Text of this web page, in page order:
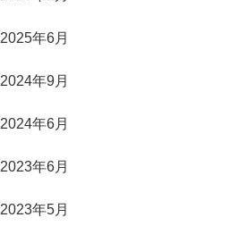
2025年6月
2024年9月
2024年6月
2023年6月
2023年5月